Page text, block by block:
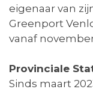
eigenaar van
Greenport
vanaf
Provinciale
Sinds maart